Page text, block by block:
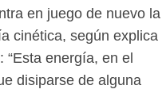
en juego de nuevo la
cinética, según explica
“Esta energía, en el
disiparse de alguna